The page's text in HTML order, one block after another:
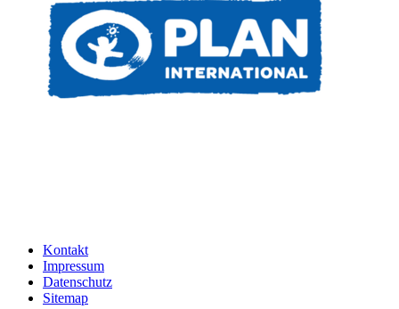
Kontakt
Impressum
Datenschutz
Sitemap